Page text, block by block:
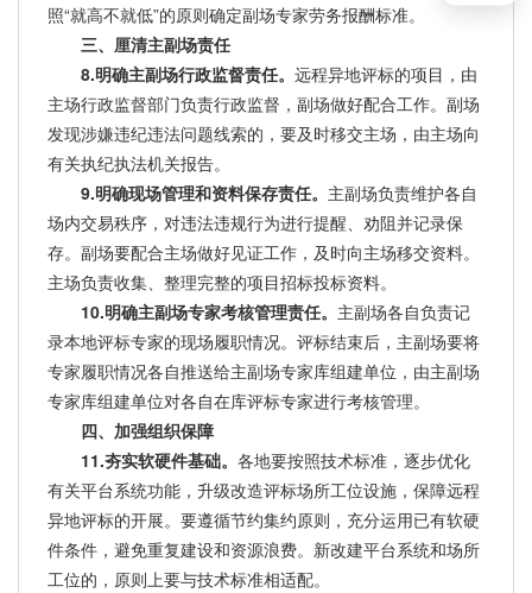
照“就高不就低”的原则确定副场专家劳务报酬标准。
三、厘清主副场责任
8.明确主副场行政监督责任。 远程异地评标的项目，由
主场行政监督部门负责行政监督，副场做好配合工作。副场
发现涉嫌违纪违法问题线索的，要及时移交主场，由主场向
有关执纪执法机关报告。
9.明确现场管理和资料保存责任。 主副场负责维护各自
场内交易秩序，对违法违规行为进行提醒、劝阻并记录保
存。副场要配合主场做好见证工作，及时向主场移交资料。
主场负责收集、整理完整的项目招标投标资料。
10.明确主副场专家考核管理责任。 主副场各自负责记
录本地评标专家的现场履职情况。评标结束后，主副场要将
专家履职情况各自推送给主副场专家库组建单位，由主副场
专家库组建单位对各自在库评标专家进行考核管理。
四、加强组织保障
11.夯实软硬件基础。 各地要按照技术标准，逐步优化
有关平台系统功能，升级改造评标场所工位设施，保障远程
异地评标的开展。要遵循节约集约原则，充分运用已有软硬
件条件，避免重复建设和资源浪费。新改建平台系统和场所
工位的，原则上要与技术标准相适配。